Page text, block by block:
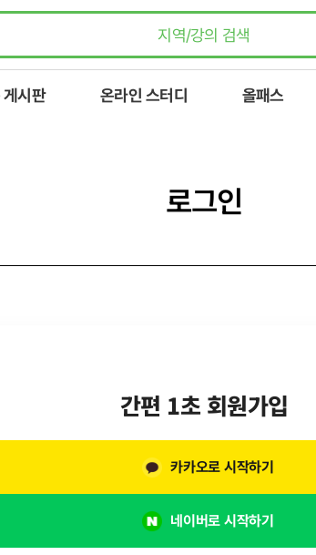
시판 온라인 스터디 올패스
로그인
간편 1초 회원가입
네이버로 시작하기
카카오로 시작하기